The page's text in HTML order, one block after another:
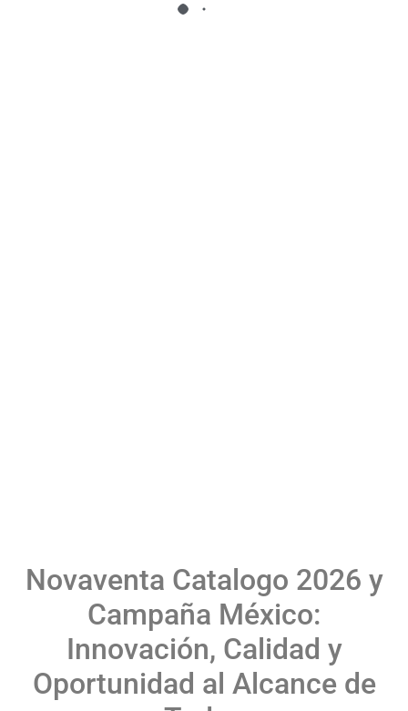
Novaventa Catalogo 2026 y
Campaña México:
Innovación, Calidad y
Oportunidad al Alcance de